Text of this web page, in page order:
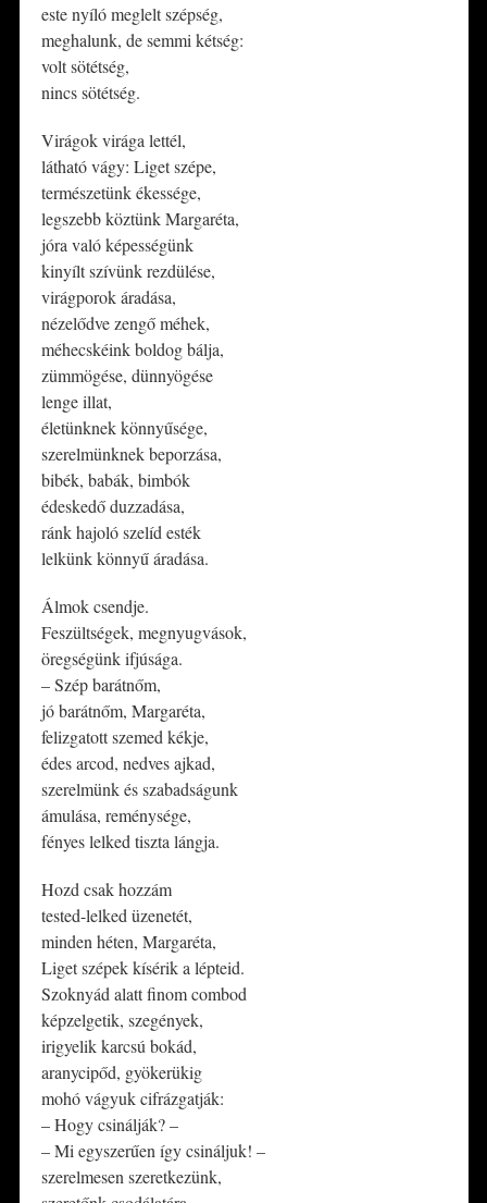
este nyíló meglelt szépség,
meghalunk, de semmi kétség:
volt sötétség,
nincs sötétség.
Virágok virága lettél,
látható vágy: Liget szépe,
természetünk ékessége,
legszebb köztünk Margaréta,
jóra való képességünk
kinyílt szívünk rezdülése,
virágporok áradása,
nézelődve zengő méhek,
méhecskéink boldog bálja,
zümmögése, dünnyögése
lenge illat,
életünknek könnyűsége,
szerelmünknek beporzása,
bibék, babák, bimbók
édeskedő duzzadása,
ránk hajoló szelíd esték
lelkünk könnyű áradása.
Álmok csendje.
Feszültségek, megnyugvások,
öregségünk ifjúsága.
– Szép barátnőm,
jó barátnőm, Margaréta,
felizgatott szemed kékje,
édes arcod, nedves ajkad,
szerelmünk és szabadságunk
ámulása, reménysége,
fényes lelked tiszta lángja.
Hozd csak hozzám
tested-lelked üzenetét,
minden héten, Margaréta,
Liget szépek kísérik a lépteid.
Szoknyád alatt finom combod
képzelgetik, szegények,
irigyelik karcsú bokád,
aranycipőd, gyökerükig
mohó vágyuk cifrázgatják:
– Hogy csinálják? –
– Mi egyszerűen így csináljuk! –
szerelmesen szeretkezünk,